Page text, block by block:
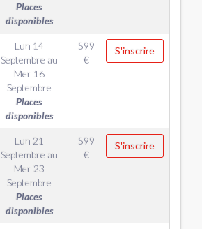
Places
disponibles
Lun 14
Septembre au
Mer 16
Septembre
Places
disponibles
599
€
S'inscrire
Lun 21
Septembre au
Mer 23
Septembre
Places
disponibles
599
€
S'inscrire